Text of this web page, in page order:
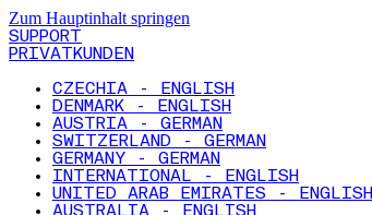
Zum Hauptinhalt springen
SUPPORT
PRIVATKUNDEN
CZECHIA - ENGLISH
DENMARK - ENGLISH
AUSTRIA - GERMAN
SWITZERLAND - GERMAN
GERMANY - GERMAN
INTERNATIONAL - ENGLISH
UNITED ARAB EMIRATES - ENGLISH